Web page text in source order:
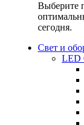
Выберите
сегодня.
Свет и
LED